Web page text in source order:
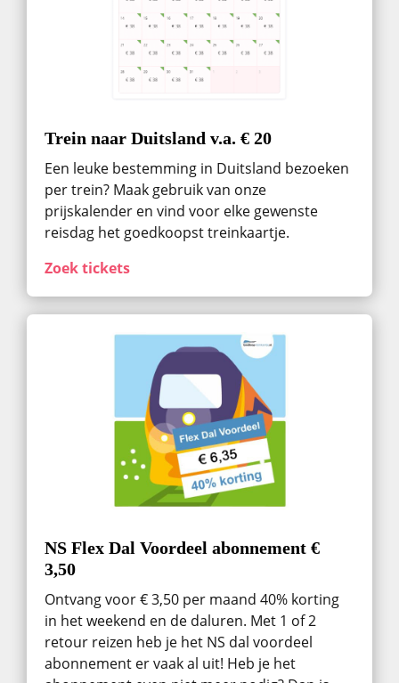
Trein naar Duitsland v.a. € 20
Een leuke bestemming in Duitsland bezoeken
per trein? Maak gebruik van onze
prijskalender en vind voor elke gewenste
reisdag het goedkoopst treinkaartje.
Zoek tickets
NS Flex Dal Voordeel abonnement €
3,50
Ontvang voor € 3,50 per maand 40% korting
in het weekend en de daluren. Met 1 of 2
retour reizen heb je het NS dal voordeel
abonnement er vaak al uit! Heb je het